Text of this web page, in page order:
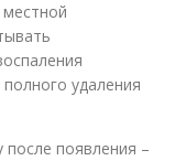
удаления
появления –